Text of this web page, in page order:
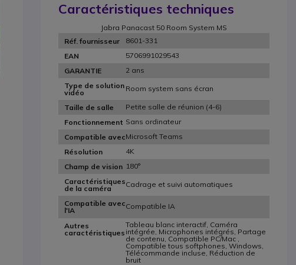
Caractéristiques techniques
Jabra Panacast 50 Room System MS
Réf. fournisseur
8601-331
EAN
5706991029543
GARANTIE
2 ans
Type de solution
vidéo
Room system sans écran
Taille de salle
Petite salle de réunion (4-6)
Fonctionnement Sans ordinateur
Compatible avecMicrosoft Teams
Résolution
4K
Champ de vision 180°
Caractéristiques
de la caméra
Cadrage et suivi automatiques
Compatible avec
l'IA
Compatible IA
Autres
caractéristiques
Tableau blanc interactif, Caméra
intégrée, Microphones intégrés, Partage
de contenu, Compatible PC/Mac ,
Compatible tous softphones, Windows,
Télécommande incluse, Réduction de
bruit